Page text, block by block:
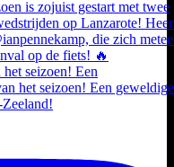
seizoen! Een